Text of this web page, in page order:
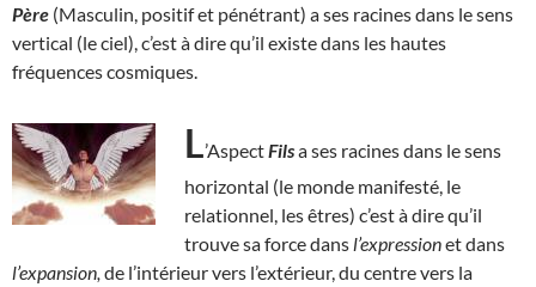
Père (Masculin, positif et pénétrant) a ses racines dans le sens
vertical (le ciel), c’est à dire qu’il existe dans les hautes
fréquences cosmiques.
L’AspectFilsa ses racines dans le sens
horizontal (le monde manifesté, le
relationnel, les êtres) c’est à dire qu’il
trouve sa force dans l’expressionet dans
l’expansion, de l’intérieur vers l’extérieur, du centre vers la